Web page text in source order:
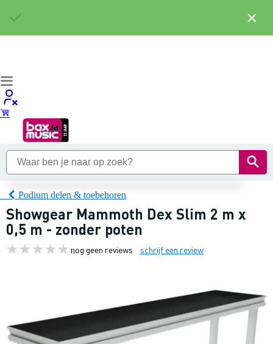
Podium delen & toebehoren
Showgear Mammoth Dex Slim 2 m x
0,5 m - zonder poten
nog geen reviews schrijf een review
×